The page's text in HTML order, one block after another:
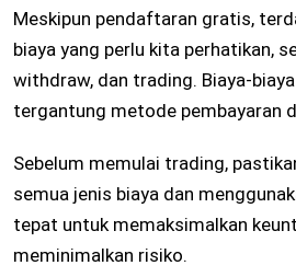
Meskipun pendaftaran gratis,
biaya yang perlu kita perhatikan,
withdraw, dan trading. Biaya-
tergantung metode pembayaran
Sebelum memulai trading,
semua jenis biaya dan
tepat untuk memaksimalkan
meminimalkan risiko.